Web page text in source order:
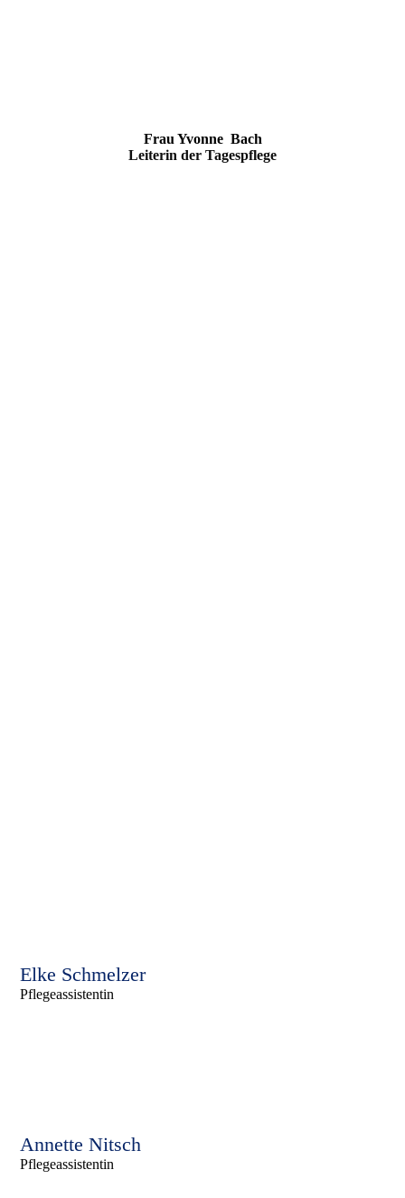
Frau Yvonne Bach
Leiterin der Tagespflege
Elke Schmelzer
Pflegeassistentin
Annette Nitsch
Pflegeassistentin